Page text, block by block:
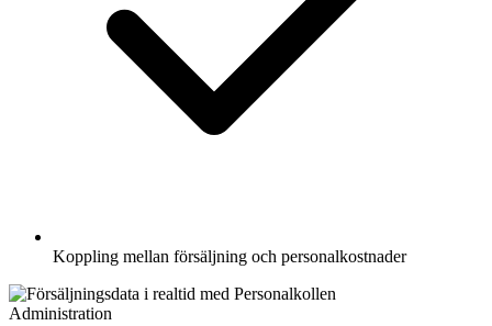
Koppling mellan försäljning och personalkostnader
Administration